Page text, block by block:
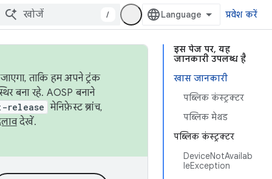
/ प्रवेश करें
इस पेज पर, यह
जानकारी उपलब्ध है
खास जानकारी
पब्लिक कंस्ट्रक्टर
पब्लिक मेथड
पब्लिक कंस्ट्रक्टर
DeviceNotAvailab
leException
ताकि हम अपने ट्रंक
बना रहे. AOSP बनाने
release मेनिफ़ेस्ट ब्रांच,
देखें.